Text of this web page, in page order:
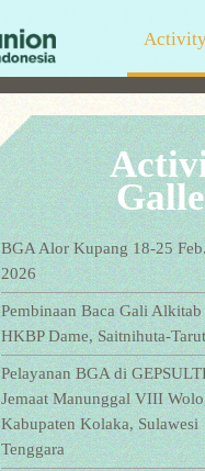
BGA Alor Kupang 18-25
2026
Pembinaan Baca Gali
HKBP Dame, Saitnihuta-
Pelayanan BGA di
Jemaat Manunggal VIII
Kabupaten Kolaka, Sulawesi
Tenggara